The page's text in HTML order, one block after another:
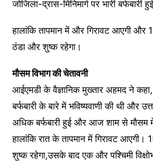
जोजिला-द्रास-मिनिमार्ग पर भारी बर्फबारी हुई
हालांकि तापमान में और गिरावट आएगी और
ठंडा और शुष्क रहेगा।
मौसम विभाग की चेतावनी
आईएमडी के वैज्ञानिक मुख्तार अहमद ने
बर्फबारी के बारे में भविष्यवाणी की थी और
अधिक बर्फबारी हुई और आज शाम से मौसम में
हालांकि रात के तापमान में गिरावट
शुष्क रहेगा,उसके बाद एक और पश्चिमी